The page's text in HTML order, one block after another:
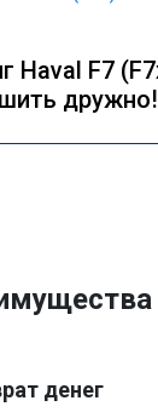
Haval F7
дружно!
денег